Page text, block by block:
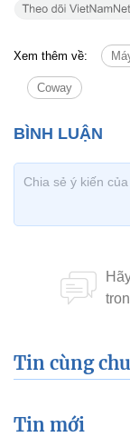
Xem thêm về:
Coway
Tin cùng
Tin mới